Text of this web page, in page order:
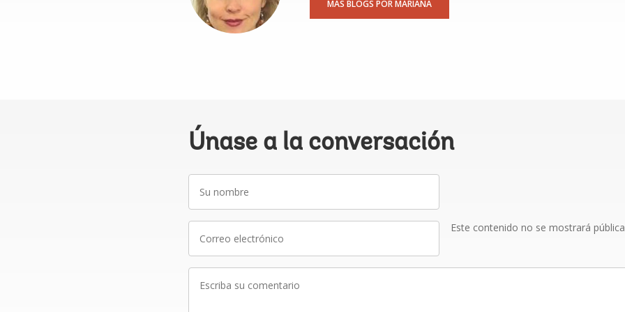
MÁS BLOGS POR MARIANA
Únase a la conversación
nombre
electrónico
Este contenido no se mostrará